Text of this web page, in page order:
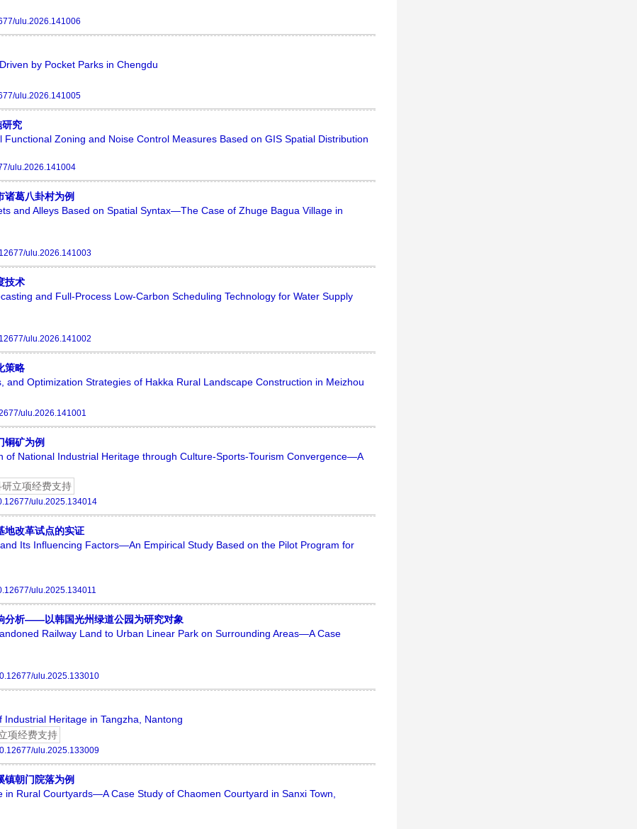
ulu.2026.141006
by Pocket Parks in Chengdu
ulu.2026.141005
研究
Zoning and Noise Control Measures Based on GIS Spatial Distribution
ulu.2026.141004
葛八卦村为例
and Alleys Based on Spatial Syntax—The Case of Zhuge Bagua Village in
ulu.2026.141003
技术
and Full-Process Low-Carbon Scheduling Technology for Water Supply
ulu.2026.141002
策略
and Optimization Strategies of Hakka Rural Landscape Construction in Meizhou
ulu.2026.141001
铜矿为例
of National Industrial Heritage through Culture-Sports-Tourism Convergence—A
研立项经费支持
ulu.2025.134014
改革试点的实证
Its Influencing Factors—An Empirical Study Based on the Pilot Program for
ulu.2025.134011
分析——以韩国光州绿道公园为研究对象
Railway Land to Urban Linear Park on Surrounding Areas—A Case
ulu.2025.133010
Heritage in Tangzha, Nantong
项经费支持
ulu.2025.133009
朝门院落为例
Rural Courtyards—A Case Study of Chaomen Courtyard in Sanxi Town,